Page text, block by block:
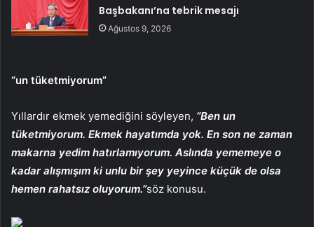
Başbakanı’na tebrik mesajı
Ağustos 9, 2026
“un tüketmiyorum”
Yıllardır ekmek yemediğini söyleyen, “Ben un
tüketmiyorum. Ekmek hayatımda yok. En son ne zaman
makarna yedim hatırlamıyorum. Aslında yememeye o
kadar alışmışım ki unlu bir şey yeyince küçük de olsa
hemen rahatsız oluyorum.”söz konusu.